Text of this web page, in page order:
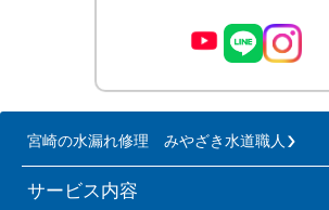
宮崎の水漏れ修理 みやざき水道職人
サービス内容